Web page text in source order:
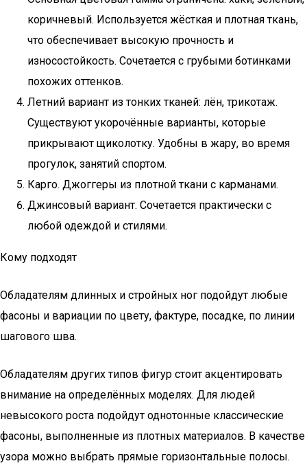
коричневый. Используется жёсткая и плотная ткань,
что обеспечивает высокую прочность и
износостойкость. Сочетается с грубыми ботинками
похожих оттенков.
Летний вариант из тонких тканей: лён, трикотаж.
Существуют укорочённые варианты, которые
прикрывают щиколотку. Удобны в жару, во время
прогулок, занятий спортом.
Карго. Джоггеры из плотной ткани с карманами.
Джинсовый вариант. Сочетается практически с
любой одеждой и стилями.
Кому подходят
Обладателям длинных и стройных ног подойдут любые
фасоны и вариации по цвету, фактуре, посадке, по линии
шагового шва.
Обладателям других типов фигур стоит акцентировать
внимание на определённых моделях. Для людей
невысокого роста подойдут однотонные классические
фасоны, выполненные из плотных материалов. В качестве
узора можно выбрать прямые горизонтальные полосы.